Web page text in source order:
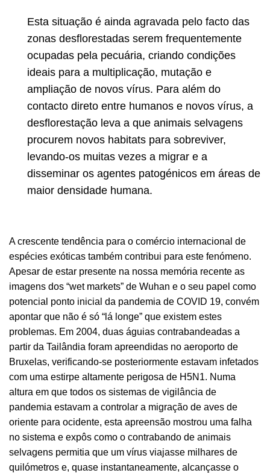
Esta situação é ainda agravada pelo facto das
zonas desflorestadas serem frequentemente
ocupadas pela pecuária, criando condições
ideais para a multiplicação, mutação e
ampliação de novos vírus. Para além do
contacto direto entre humanos e novos vírus, a
desflorestação leva a que animais selvagens
procurem novos habitats para sobreviver,
levando-os muitas vezes a migrar e a
disseminar os agentes patogénicos em áreas de
maior densidade humana.
A crescente tendência para o comércio internacional de
espécies exóticas também contribui para este fenómeno.
Apesar de estar presente na nossa memória recente as
imagens dos “wet markets” de Wuhan e o seu papel como
potencial ponto inicial da pandemia de COVID 19, convém
apontar que não é só “lá longe” que existem estes
problemas. Em 2004, duas águias contrabandeadas a
partir da Tailândia foram apreendidas no aeroporto de
Bruxelas, verificando-se posteriormente estavam infetados
com uma estirpe altamente perigosa de H5N1. Numa
altura em que todos os sistemas de vigilância de
pandemia estavam a controlar a migração de aves de
oriente para ocidente, esta apreensão mostrou uma falha
no sistema e expôs como o contrabando de animais
selvagens permitia que um vírus viajasse milhares de
quilómetros e, quase instantaneamente, alcançasse o